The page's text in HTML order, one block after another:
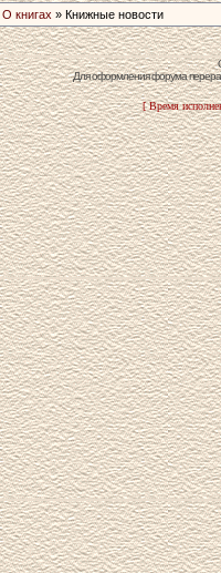
О книгах » Книжные новости
Для оформления форума
[ Время